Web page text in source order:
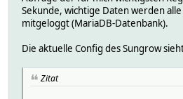
Sekunde, wichtige Daten werden
mitgeloggt (MariaDB-Datenbank).
Die aktuelle Config des Sungrow
Zitat